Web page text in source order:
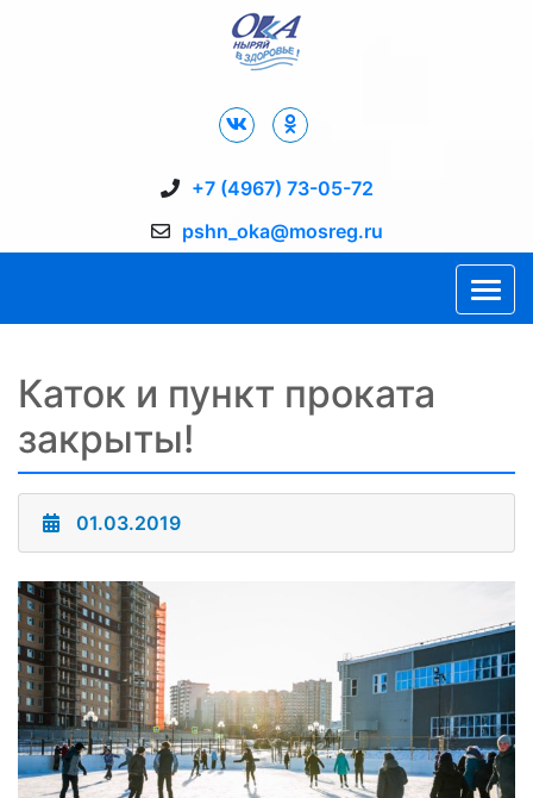
+7 (4967) 73-05-72
pshn_oka@mosreg.ru
Каток и пункт проката
закрыты!
01.03.2019